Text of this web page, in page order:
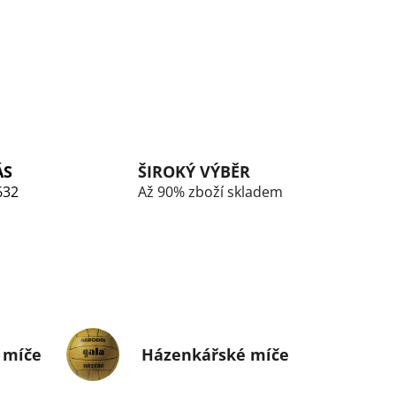
ŠIROKÝ VÝBĚR
Až 90% zboží skladem
Házenkářské míče